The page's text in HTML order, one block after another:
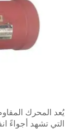
يُعد المحرك
التي تشهد أجواءً